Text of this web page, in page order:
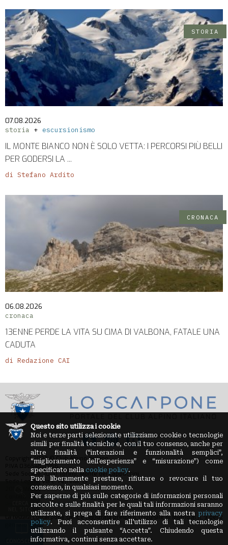
STORIA
07.08.2026
storia
escursionismo
IL MONTE BIANCO NON È SOLO VETTA: I PERCORSI PIÙ BELLI
PER GODERSI LA ...
di Stefano Ardito
CRONACA
06.08.2026
cronaca
13ENNE PERDE LA VITA SU CIMA DI VALBONA, FATALE UNA
CADUTA
di Redazione CAI
Copyright 2023 © Club Alpino Italiano
P.IVA 03654880156
Sede Sociale: 10131 Torino, Monte dei Cappuccini
Sede Legale: Via E. Petrella, 19
20124 Milano
loscarpone.redazione@cai.it
Privacy Policy-Cookie Policy
La testata Loscarpone.cai.it è registrata presso il Tribunale di Milano al n. 9 del 2
gennaio 2012
Direttore Responsabile: Guido Sassi
CONOSCERE
Questo sito utilizza i cookie
Noi e terze parti selezionate utilizziamo cookie o tecnologie
simili per finalità tecniche e, con il tuo consenso, anche per
altre finalità (“interazioni e funzionalità semplici”,
“miglioramento dell'esperienza” e “misurazione”) come
specificato nella cookie policy.
Puoi liberamente prestare, rifiutare o revocare il tuo
consenso, in qualsiasi momento.
Per saperne di più sulle categorie di informazioni personali
raccolte e sulle finalità per le quali tali informazioni saranno
utilizzate, si prega di fare riferimento alla nostra privacy
policy. Puoi acconsentire all’utilizzo di tali tecnologie
utilizzando il pulsante “Accetta”. Chiudendo questa
informativa, continui senza accettare.